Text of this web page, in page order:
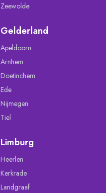
Zeewolde
Gelderland
Apeldoorn
Arnhem
Doetinchem
Ede
Nijmegen
Tiel
Limburg
Heerlen
Kerkrade
Landgraaf